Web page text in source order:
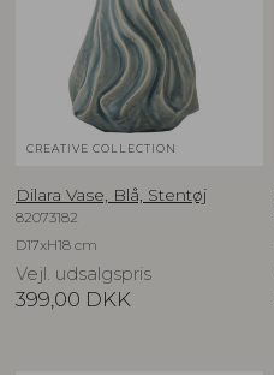
CREATIVE COLLECTION
Dilara Vase, Blå, Stentøj
82073182
D17xH18 cm
Vejl. udsalgspris
399,00 DKK